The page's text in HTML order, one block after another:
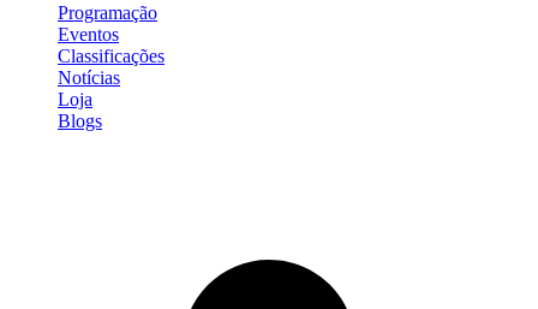
Programação
Eventos
Classificações
Notícias
Loja
Blogs